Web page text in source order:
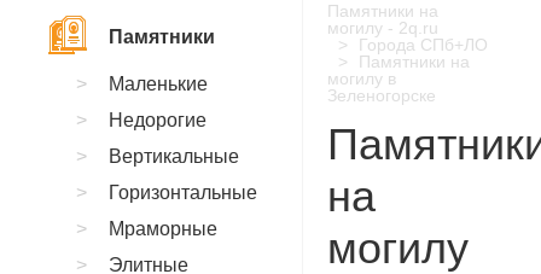
Памятники на
могилу - 2q.ru
Города СПб+ЛО
Памятники на
могилу в
Зеленогорске
на
могилу
Памятники
Маленькие
Недорогие
Вертикальные
Горизонтальные
Мраморные
Элитные